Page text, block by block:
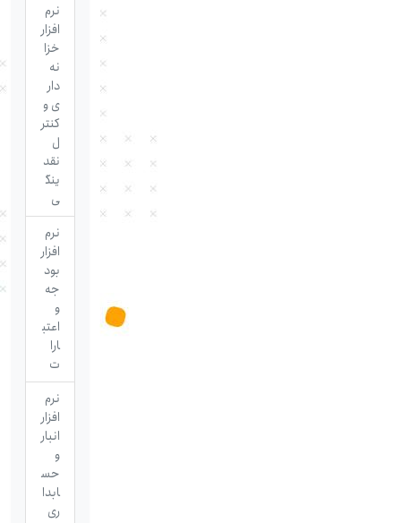
نرم
افزار
خزا
نه
دار
ی و
کنتر
نقد
ینگ
ی
نرم
افزار
بود
جه
اعتب
ارا
ت
نرم
افزار
انبار
حس
ابدا
ری